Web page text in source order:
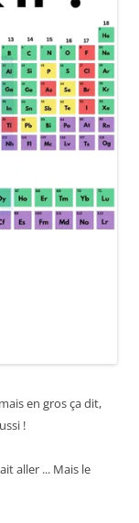
en gros ça dit,
!
aller ... Mais le